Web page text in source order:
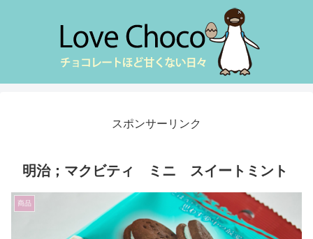
スポンサーリンク
明治；マクビティ ミニ スイートミント
商品